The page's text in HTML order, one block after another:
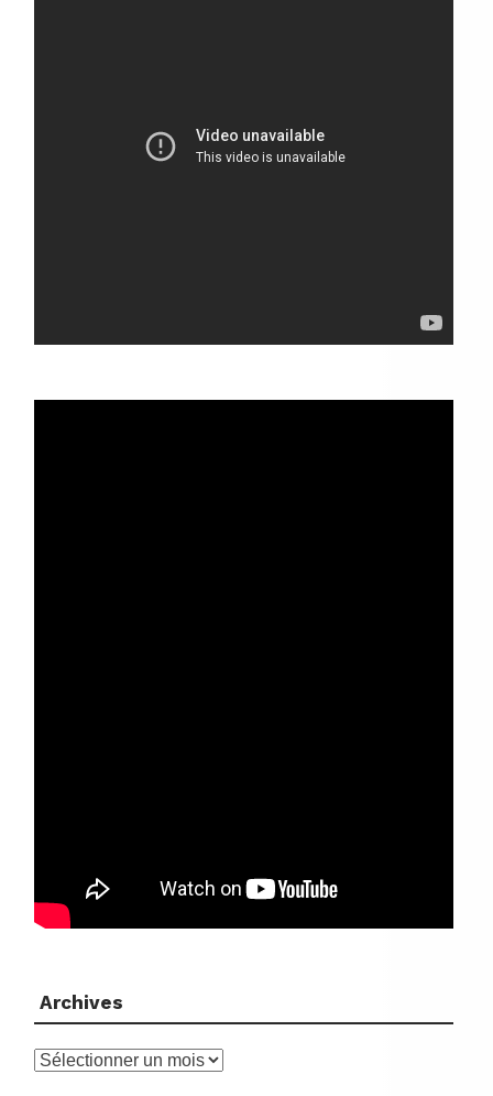
Archives
Archives